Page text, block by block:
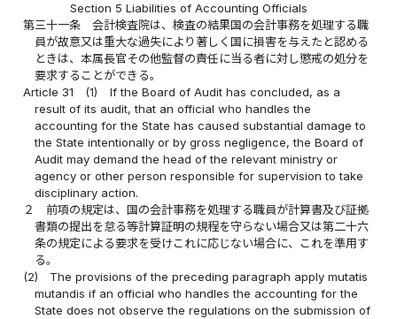
Section 5 Liabilities of Accounting Officials
第三十一条
会計検査院は、検査の結果国の会計事務を処理する職
員が故意又は重大な過失により著しく国に損害を与えたと認める
ときは、本属長官その他監督の責任に当る者に対し懲戒の処分を
要求することができる。
Article 31
(1)
If the Board of Audit has concluded, as a
result of its audit, that an official who handles the
accounting for the State has caused substantial damage to
the State intentionally or by gross negligence, the Board of
Audit may demand the head of the relevant ministry or
agency or other person responsible for supervision to take
disciplinary action.
２
前項の規定は、国の会計事務を処理する職員が計算書及び証拠
書類の提出を怠る等計算証明の規程を守らない場合又は第二十六
条の規定による要求を受けこれに応じない場合に、これを準用す
る。
(2)
The provisions of the preceding paragraph apply mutatis
mutandis if an official who handles the accounting for the
State does not observe the regulations on the submission of